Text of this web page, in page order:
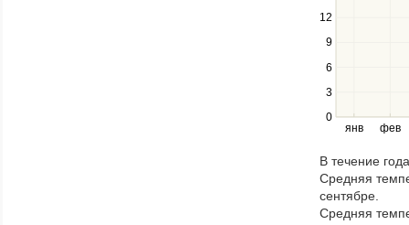
янв фев
0
3
6
9
12
series.
Use
the
and
right
keys
navigate
through
items
in
В течение
Средняя
сентябре.
Средняя